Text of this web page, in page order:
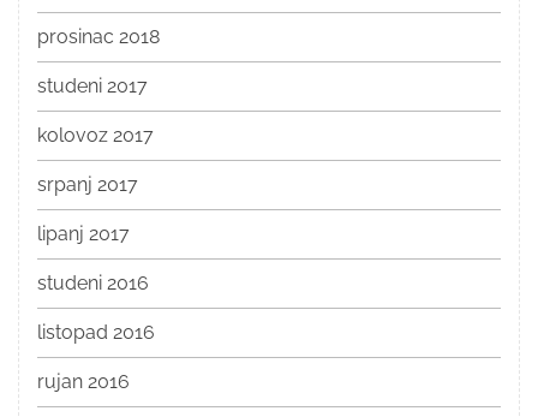
prosinac 2018
studeni 2017
kolovoz 2017
srpanj 2017
lipanj 2017
studeni 2016
listopad 2016
rujan 2016